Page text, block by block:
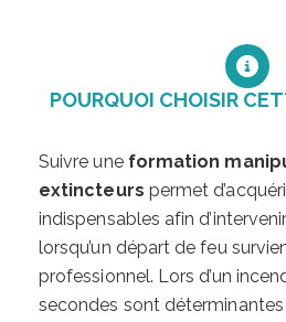
POURQUOI CHOISIR
Suivre une formation
extincteurs permet
indispensables afin
lorsqu’un départ de feu
professionnel. Lors d’un
secondes sont